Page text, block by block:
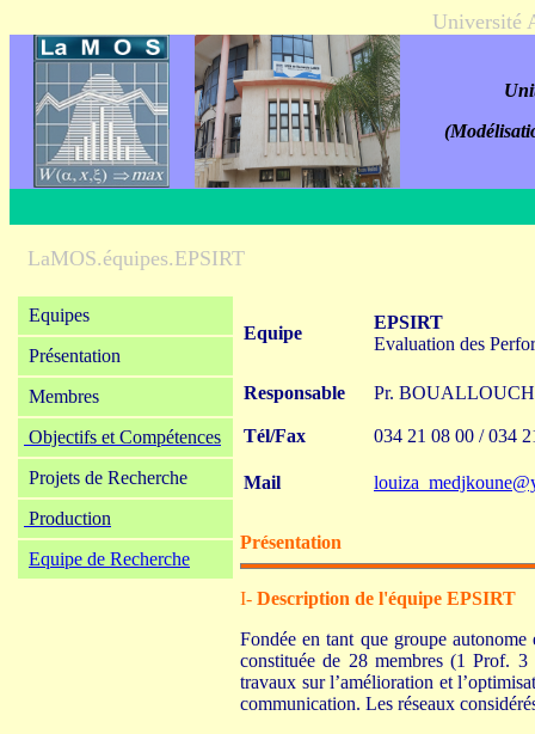
Université
LaMOS.équipes.EPSIRT
Equipes
Présentation
Membres
Objectifs et Compétences
Projets de Recherche
Production
Equipe de Recherche
Equipe
EPSIRT
Evaluation des
Responsable Pr.
Tél/Fax 034 21 08 00 / 034
Mail
Présentation
I- Description de l'équipe EPSIRT
Fondée en tant que groupe
constituée de 28 membres (1
travaux sur l’amélioration et
communication. Les réseaux